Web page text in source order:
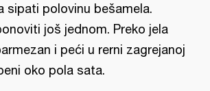
sipati polovinu bešamela.
još jednom. Preko jela
i peći u rerni zagrejanoj
oko pola sata.